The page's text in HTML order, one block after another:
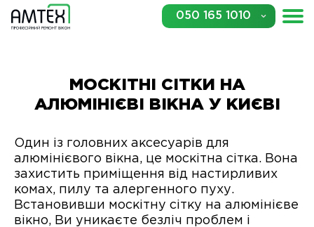
050 165 1010
МОСКІТНІ СІТКИ НА
АЛЮМІНІЄВІ ВІКНА У КИЄВІ
Один із головних аксесуарів для
алюмінієвого вікна, це москітна сітка. Вона
захистить приміщення від настирливих
комах, пилу та алергенного пуху.
Встановивши москітну сітку на алюмінієве
вікно, Ви уникаєте безліч проблем і